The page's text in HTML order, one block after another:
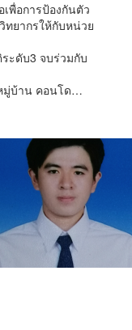
พื่อการป้องกันตัว
ทยากรให้กับหน่วย
ะดับ3 จบร่วมกับ
มู่บ้าน คอนโด…